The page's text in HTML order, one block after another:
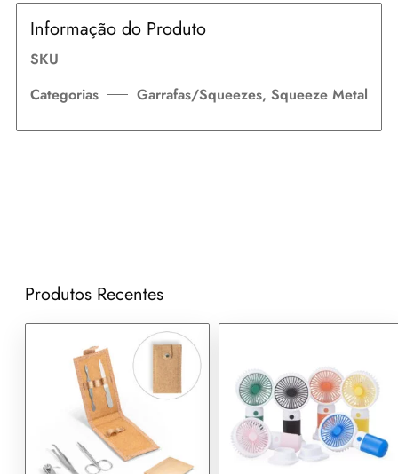
Informação do Produto
SKU
Categorias
Garrafas/Squeezes, Squeeze Metal
Produtos Recentes